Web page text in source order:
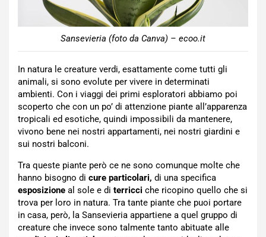
Sansevieria (foto da Canva) – ecoo.it
In natura le creature verdi, esattamente come tutti gli
animali, si sono evolute per vivere in determinati
ambienti. Con i viaggi dei primi esploratori abbiamo poi
scoperto che con un po’ di attenzione piante all’apparenza
tropicali ed esotiche, quindi impossibili da mantenere,
vivono bene nei nostri appartamenti, nei nostri giardini e
sui nostri balconi.
Tra queste piante però ce ne sono comunque molte che
hanno bisogno di cure particolari, di una specifica
esposizione al sole e di terricci che ricopino quello che si
trova per loro in natura. Tra tante piante che puoi portare
in casa, però, la Sansevieria appartiene a quel gruppo di
creature che invece sono talmente tanto abituate alle